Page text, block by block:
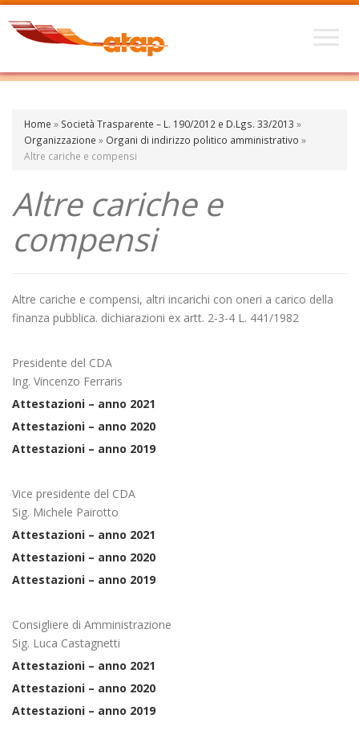
Home » Società Trasparente – L. 190/2012 e D.Lgs. 33/2013 »
Organizzazione » Organi di indirizzo politico amministrativo »
Altre cariche e compensi
Altre cariche e
compensi
Altre cariche e compensi, altri incarichi con oneri a carico della
finanza pubblica. dichiarazioni ex artt. 2-3-4 L. 441/1982
Presidente del CDA
Ing. Vincenzo Ferraris
Attestazioni – anno 2021
Attestazioni – anno 2020
Attestazioni – anno 2019
Vice presidente del CDA
Sig. Michele Pairotto
Attestazioni – anno 2021
Attestazioni – anno 2020
Attestazioni – anno 2019
Consigliere di Amministrazione
Sig. Luca Castagnetti
Attestazioni – anno 2021
Attestazioni – anno 2020
Attestazioni – anno 2019